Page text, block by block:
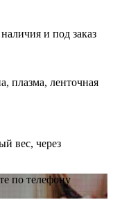
и под заказ
плазма, ленточная
вес, через
по телефону